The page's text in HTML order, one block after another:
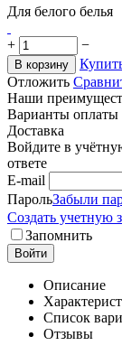
Для белого белья
+ −
В корзину
Отложить
Наши
Варианты оплаты
Доставка
Войдите в
ответе
E-mail
ПарольЗабыли
Создать учетную
Запомнить
Войти
Описание
Список
Отзывы